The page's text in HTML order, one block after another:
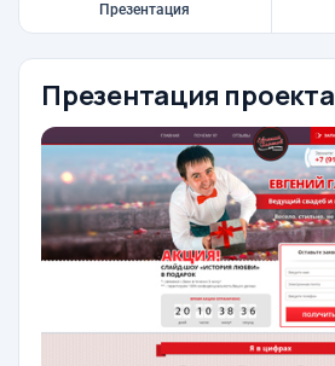
Презентация
Презентация проекта